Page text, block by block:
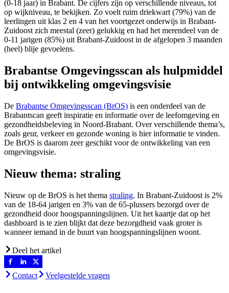
(0-18 jaar) in Brabant. De cijfers zijn op verschillende niveaus, tot
op wijkniveau, te bekijken. Zo voelt ruim driekwart (79%) van de
leerlingen uit klas 2 en 4 van het voortgezet onderwijs in Brabant-
Zuidoost zich meestal (zeer) gelukkig en had het merendeel van de
0-11 jarigen (85%) uit Brabant-Zuidoost in de afgelopen 3 maanden
(heel) blije gevoelens.
Brabantse Omgevingsscan als hulpmiddel
bij ontwikkeling omgevingsvisie
De Brabantse Omgevingsscan (BrOS) is een onderdeel van de
Brabantscan geeft inspiratie en informatie over de leefomgeving en
gezondheidsbeleving in Noord-Brabant. Over verschillende thema’s,
zoals geur, verkeer en gezonde woning is hier informatie te vinden.
De BrOS is daarom zeer geschikt voor de ontwikkeling van een
omgevingsvisie.
Nieuw thema: straling
Nieuw op de BrOS is het thema straling. In Brabant-Zuidoost is 2%
van de 18-64 jarigen en 3% van de 65-plussers bezorgd over de
gezondheid door hoogspanningslijnen. Uit het kaartje dat op het
dashboard is te zien blijkt dat deze bezorgdheid vaak groter is
wanneer iemand in de buurt van hoogspanningslijnen woont.
Deel het artikel
Contact Veelgestelde vragen